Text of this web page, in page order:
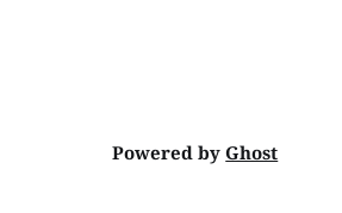
Powered byGhost